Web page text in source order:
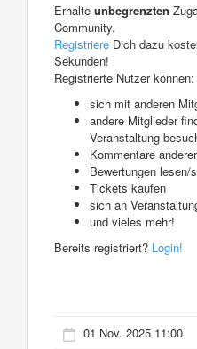
Erhalte unbegrenzten
Community.
Registriere Dich dazu
Sekunden!
Registrierte Nutzer können:
sich mit anderen
andere Mitglieder
Veranstaltung
Kommentare
Bewertungen lesen/
Tickets kaufen
sich an
und vieles mehr!
Bereits registriert? Login!
01 Nov. 2025 11:00